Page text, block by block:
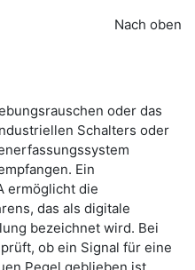
Nach oben
oder das
Schalters oder
Ein
ermöglicht die
das als digitale
bezeichnet wird. Bei
ob ein Signal für eine
Pegel geblieben ist,